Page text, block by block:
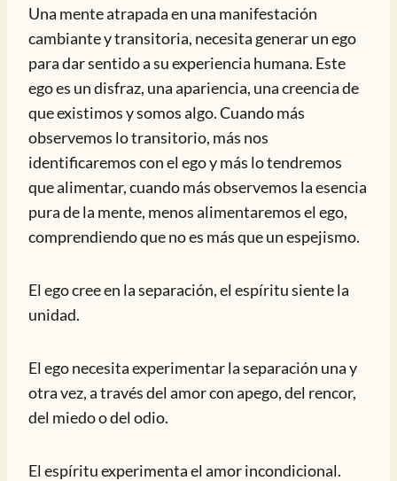
Una mente atrapada en una manifestación
cambiante y transitoria, necesita generar un ego
para dar sentido a su experiencia humana. Este
ego es un disfraz, una apariencia, una creencia de
que existimos y somos algo. Cuando más
observemos lo transitorio, más nos
identificaremos con el ego y más lo tendremos
que alimentar, cuando más observemos la esencia
pura de la mente, menos alimentaremos el ego,
comprendiendo que no es más que un espejismo.
El ego cree en la separación, el espíritu siente la
unidad.
El ego necesita experimentar la separación una y
otra vez, a través del amor con apego, del rencor,
del miedo o del odio.
El espíritu experimenta el amor incondicional.